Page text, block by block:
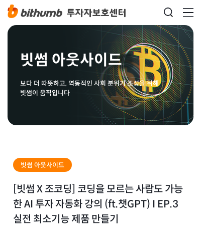
빗썸 아웃사이드
보다 더 따뜻하고, 역동적인 사회 분위기 조성을 위해
빗썸이 움직입니다
빗썸 아웃사이드
[빗썸 X 조코딩] 코딩을 모르는 사람도 가능
한 AI 투자 자동화 강의 (ft.챗GPT) I EP.3
실전 최소기능 제품 만들기